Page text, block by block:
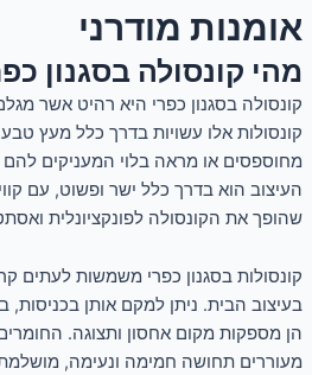
אומנות מודרני
מהי קונסולה בסגנון
קונסולה בסגנון כפרי היא רהיט אשר
קונסולות אלו עשויות בדרך כלל מעץ
מחוספסים או מראה בלוי המעניקים להם
העיצוב הוא בדרך כלל ישר ופשוט, עם
שהופך את הקונסולה לפונקציונלית
קונסולות בסגנון כפרי משמשות לעתים
בעיצוב הבית. ניתן למקם אותן בכניסות,
הן מספקות מקום אחסון ותצוגה.
מעוררים תחושה חמימה ונעימה, מושלמת